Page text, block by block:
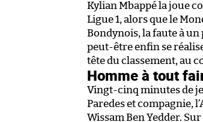
Kylian Mbappé la joue
Ligue 1, alors que le
Bondynois, la faute à
peut-être enfin se
tête du classement, au
Homme à tout
Vingt-cinq minutes de
Paredes et compagnie,
Wissam Ben Yedder.